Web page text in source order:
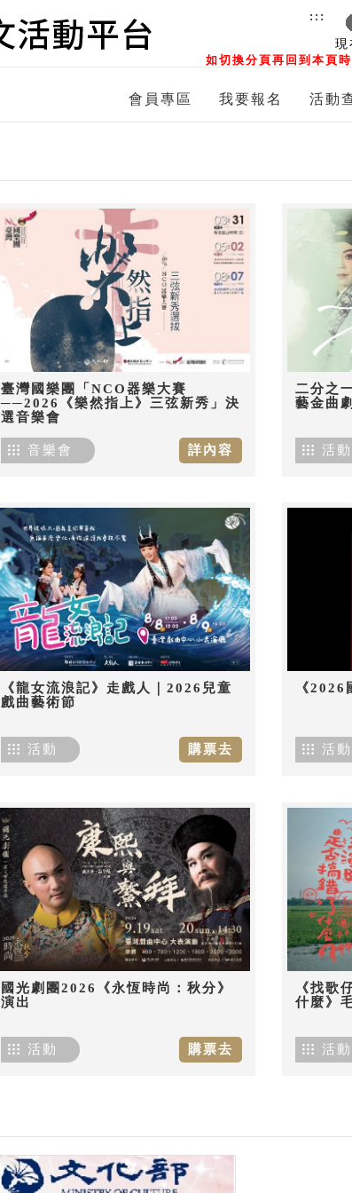
現
如切換分頁再回到本頁
:::
會員專區 我要報名 活動
臺灣國樂團「NCO器樂大賽
──2026《樂然指上》三弦新秀」決
選音樂會
詳內容
音樂會
二分之
藝金曲
活動
《龍女流浪記》走戲人｜2026兒童
戲曲藝術節
購票去
活動
《2026
活動
國光劇團2026《永恆時尚：秋分》
演出
購票去
活動
《找歌
什麼》
活動